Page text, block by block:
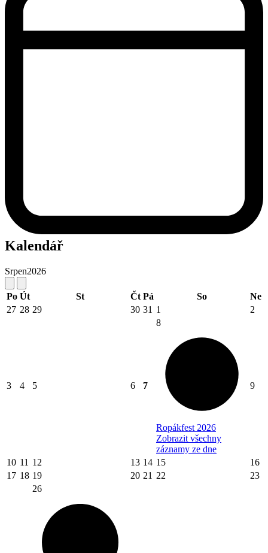
Kalendář
Srpen2026
Po Út St Čt Pá So
Ne
27 28 29 30 31 1 2
3 4 5 6 7
8
Ropákfest 2026
Zobrazit všechny
záznamy ze dne
9
10 11 12 13 14 15
16
17 18 19 20 21 22 23
26